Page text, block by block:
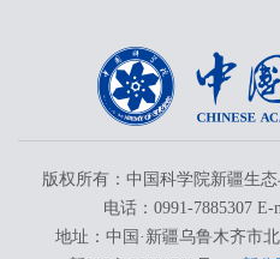
版权所有：中国科学院新疆生
电话：0991-7885307 E-
地址：中国·新疆乌鲁木齐市